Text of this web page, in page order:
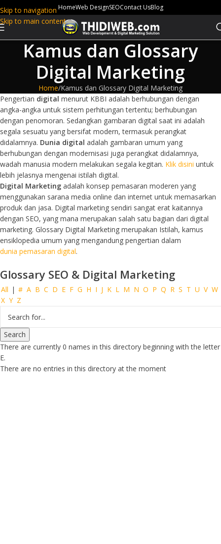
Skip to navigation
Skip to main content
HomeWeb DesignSEOContact UsBlog
Kamus dan Glossary
Digital Marketing
Home Kamus dan Glossary Digital Marketing
Pengertian digital menurut KBBI adalah berhubungan dengan
angka-angka untuk sistem perhitungan tertentu; berhubungan
dengan penomoran. Sedangkan gambaran digital saat ini adalah
segala sesuatu yang bersifat modern, termasuk perangkat
didalamnya. Dunia digital adalah gambaran umum yang
berhubungan dengan modernisasi juga perangkat didalamnya,
wadah manusia modern melakukan segala kegitan. Klik disini untuk
lebih jelasnya mengenai istilah digital.
Digital Marketing adalah konsep pemasaran moderen yang
menggunakan sarana media online dan internet untuk memasarkan
produk dan jasa. Digital marketing sendiri sangat erat kaitannya
dengan SEO, yang mana merupakan salah satu bagian dari digital
marketing. Glossary Digital Marketing merupakan Istilah, kamus
ensiklopedia umum yang mengandung pengertian dalam
dunia pemasaran digital.
Glossary SEO & Digital Marketing
All | # A B C D E F G H I J K L M N O P Q R S T U V W
X Y Z
There are currently 0 names in this directory beginning with the letter
E.
There are no entries in this directory at the moment